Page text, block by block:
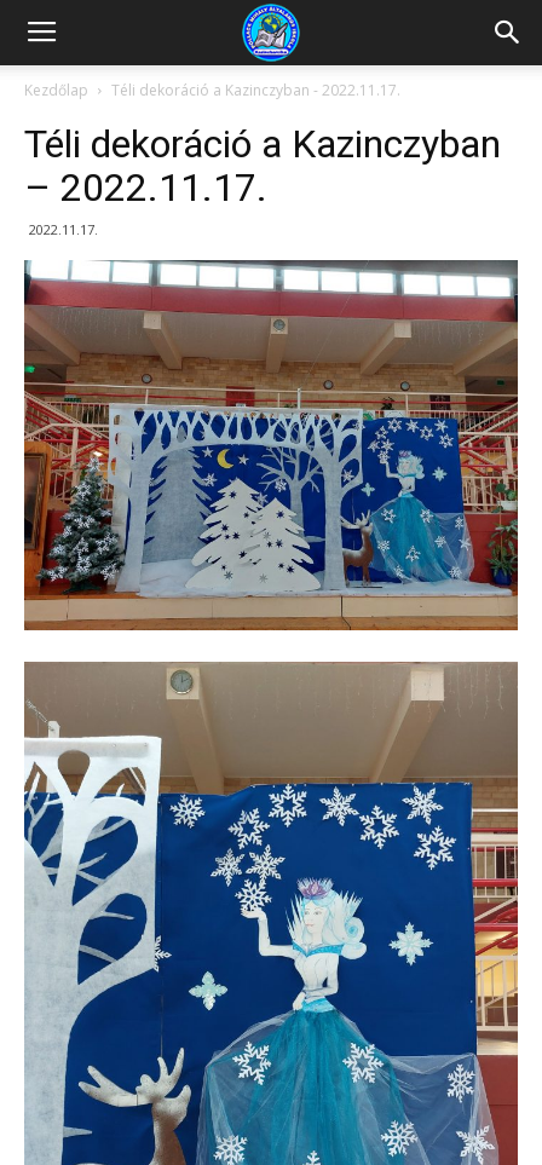
Kazincbarcikai
Pollack
Mihály
Általános
Iskola
Kezdőlap Téli dekoráció a Kazinczyban - 2022.11.17.
Téli dekoráció a Kazinczyban
– 2022.11.17.
2022.11.17.